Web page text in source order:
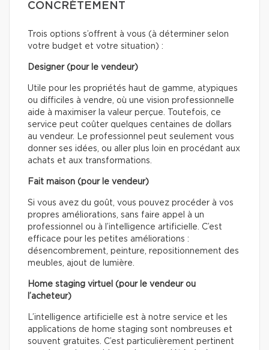
CONCRÈTEMENT
Trois options s’offrent à vous (à déterminer selon
votre budget et votre situation) :
Designer (pour le vendeur)
Utile pour les propriétés haut de gamme, atypiques
ou difficiles à vendre, où une vision professionnelle
aide à maximiser la valeur perçue. Toutefois, ce
service peut coûter quelques centaines de dollars
au vendeur. Le professionnel peut seulement vous
donner ses idées, ou aller plus loin en procédant aux
achats et aux transformations.
Fait maison (pour le vendeur)
Si vous avez du goût, vous pouvez procéder à vos
propres améliorations, sans faire appel à un
professionnel ou à l’intelligence artificielle. C’est
efficace pour les petites améliorations :
désencombrement, peinture, repositionnement des
meubles, ajout de lumière.
Home staging virtuel (pour le vendeur ou
l’acheteur)
L’intelligence artificielle est à notre service et les
applications de home staging sont nombreuses et
souvent gratuites. C’est particulièrement pertinent